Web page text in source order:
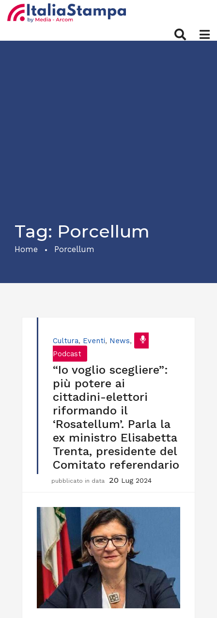
Tag: Porcellum
Home Porcellum
Cultura, Eventi, News,
Podcast
“Io voglio scegliere”:
più potere ai
cittadini-elettori
riformando il
‘Rosatellum’. Parla la
ex ministro Elisabetta
Trenta, presidente del
Comitato referendario
pubblicato in data 20 Lug 2024